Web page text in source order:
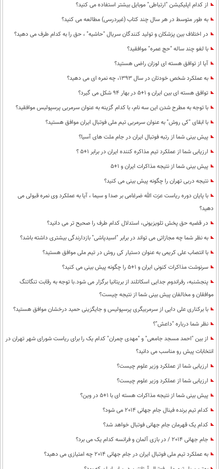
از کدام اپلیکیشن "ارتباطی" موبایل بیشتر استفاده می کنید؟
به طور متوسط در هر سال چند کتاب (غیردرسی) مطالعه می کنید؟
در اختلاف بین پزشکان و تولید کنندگان سریال "حاشیه" ، حق را به کدام طرف می دهید؟
با لغو چند ساله "حج عمره" موافقید؟
آیا از توافق هسته ای لوزان راضی هستید؟
به عملکرد شخص خودتان در سال 1393، چه نمره ای می دهید؟
توافق هسته ای بین ایران و 1+5 در بهار 94 شکل می گیرد؟
با توجه به مطرح شدن این سه نام، با کدام گزینه به عنوان سرمربی پرسپولیس موافقید؟
با ابقای "کی روش" به عنوان سرمربی تیم ملی فوتبال ایران موافق هستید؟
پیش بینی شما از رتبه فوتبال ایران در جام ملت های آسیا؟
ارزیابی شما از عملکرد تیم مذاکره کننده ایران در برابر 1+5 ؟
پیش بینی شما از نتیجه مذاکرات ایران و 1+5
نتیجه دربی تهران را چگونه پیش بینی می کنید؟
با پایان دوره ریاست عزت الله ضرغامی بر صدا و سیما ، آیا به عملکرد وی نمره قبولی می
دهید؟
در قضیه حق پخش تلویزیونی، استدلال کدام طرف را صحیح تر می دانید؟
به نظر شما چه مجازاتی می تواند در برابر "اسید‌پاشی" بازدارندگی بیشتری داشته باشد؟
با انتصاب علی کریمی به عنوان دستیار کی روش در تیم ملی موافق هستید؟
سرنوشت مذاکرات کنونی ایران و 1+5 را چگونه پیش بینی می کنید؟
پنجشنبه، رفراندوم جدایی اسکاتلند از بریتانیا برگزار می شود.با توجه به رقابت تنگاتنگ
موافقان و مخالفان پیش بینی شما از نتیجه چیست؟
با برکناری علی دایی از سرمربیگری پرسپولیس و جایگزینی حمید درخشان موافق هستید؟
نظر شما درباره "داعش"؟
از بین "احمد مسجد جامعی" و "مهدی چمران" کدام یک را برای ریاست شورای شهر تهران در
انتخابات پیش رو مناسب می دانید؟
ارزیابی شما از عملکرد وزیر علوم چیست؟
ارزیابی شما از عملکرد وزیر علوم چیست؟
پیش بینی شما از نتیجه مذاکرات هسته ای با 1+5 در وین؟
کدام تیم برنده فینال جام جهانی 2014 می شود؟
کدام یک قهرمان جام جهانی فوتبال خواهد شد؟
جام جهانی 2014 / در بازی آلمان و فرانسه کدام یک می برد؟
به عملکرد تیم ملی فوتبال ایران در جام جهانی 2014 چه امتیازی می دهید؟